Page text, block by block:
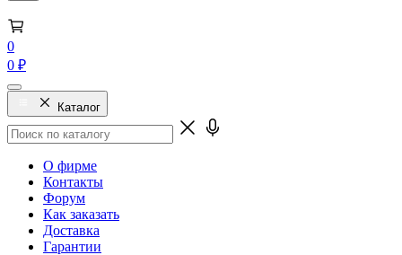
0
0 ₽
Каталог
О фирме
Контакты
Форум
Как заказать
Доставка
Гарантии